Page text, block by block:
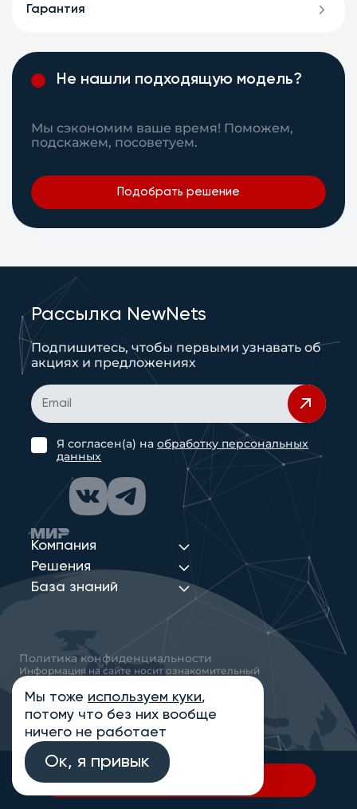
В спецификацию
Гарантия
Не нашли подходящую модель?
Мы сэкономим ваше время! Поможем,
подскажем, посоветуем.
Подобрать решение
Компания
Решения
База знаний
Рассылка NewNets
Подпишитесь, чтобы первыми узнавать об
акциях и предложениях
Я согласен(а) наобработку персональных
данных
Политика конфиденциальности
Информация на сайте носит ознакомительный
характер и не является публичной офертой,
определяемой положениями статьи 437
Гражданского кодекса РФ
© 2013-2026 Новые Сети Интеграция
Мы тоже используем куки,
потому что без них вообще
ничего не работает
Ок, я привык